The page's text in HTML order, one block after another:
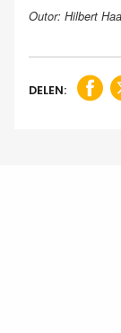
Outor: Hilbert
DELEN: